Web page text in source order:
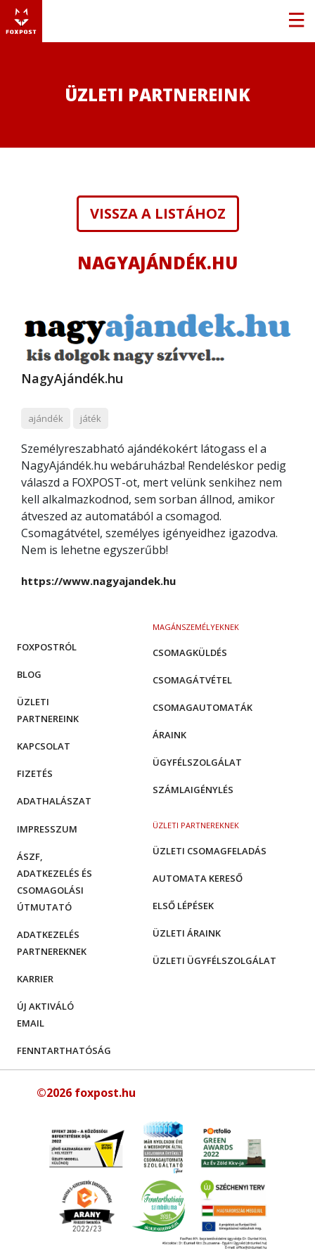
ÜZLETI PARTNEREINK
VISSZA A LISTÁHOZ
NAGYAJÁNDÉK.HU
NagyAjándék.hu
ajándék játék
Személyreszabható ajándékokért látogass el a
NagyAjándék.hu webáruházba! Rendeléskor pedig
válaszd a FOXPOST-ot, mert velünk senkihez nem
kell alkalmazkodnod, sem sorban állnod, amikor
átveszed az automatából a csomagod.
Csomagátvétel, személyes igényeidhez igazodva.
Nem is lehetne egyszerűbb!
https://www.nagyajandek.hu
MAGÁNSZEMÉLYEKNEK
CSOMAGKÜLDÉS
CSOMAGÁTVÉTEL
CSOMAGAUTOMATÁK
ÁRAINK
ÜGYFÉLSZOLGÁLAT
SZÁMLAIGÉNYLÉS
ÜZLETI PARTNEREKNEK
ÜZLETI CSOMAGFELADÁS
AUTOMATA KERESŐ
ELSŐ LÉPÉSEK
ÜZLETI ÁRAINK
ÜZLETI ÜGYFÉLSZOLGÁLAT
FOXPOSTRÓL
BLOG
ÜZLETI
PARTNEREINK
KAPCSOLAT
FIZETÉS
ADATHALÁSZAT
IMPRESSZUM
ÁSZF,
ADATKEZELÉS ÉS
CSOMAGOLÁSI
ÚTMUTATÓ
ADATKEZELÉS
PARTNEREKNEK
KARRIER
ÚJ AKTIVÁLÓ
EMAIL
FENNTARTHATÓSÁG
©2026 foxpost.hu